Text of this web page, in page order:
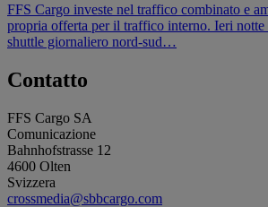
FFS Cargo investe nel traffico combinato e
propria offerta per il traffico interno. Ieri
shuttle giornaliero nord-sud…
Contatto
FFS Cargo SA
Comunicazione
Bahnhofstrasse 12
4600 Olten
Svizzera
crossmedia@sbbcargo.com